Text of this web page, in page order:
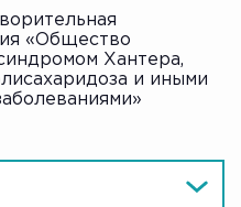
«Общество
Хантера,
и иными